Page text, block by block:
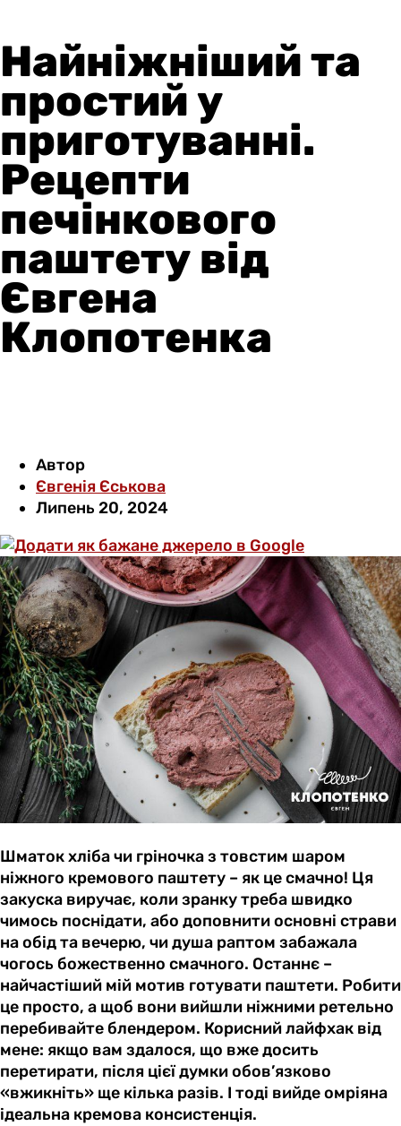
Найніжніший та
простий у
приготуванні.
Рецепти
печінкового
паштету від
Євгена
Клопотенка
Автор
Євгенія Єськова
Липень 20, 2024
Шматок хліба чи гріночка з товстим шаром
ніжного кремового паштету – як це смачно! Ця
закуска виручає, коли зранку треба швидко
чимось поснідати, або доповнити основні страви
на обід та вечерю, чи душа раптом забажала
чогось божественно смачного. Останнє –
найчастіший мій мотив готувати паштети. Робити
це просто, а щоб вони вийшли ніжними ретельно
перебивайте блендером. Корисний лайфхак від
мене: якщо вам здалося, що вже досить
перетирати, після цієї думки обов’язково
«вжикніть» ще кілька разів. І тоді вийде омріяна
ідеальна кремова консистенція.